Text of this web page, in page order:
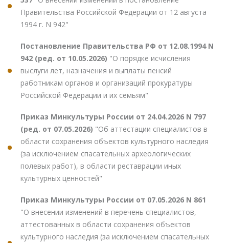
Правительства Российской Федерации от 12 августа
1994 г. N 942"
Постановление Правительства РФ от 12.08.1994 N
942 (ред. от 10.05.2026) "О порядке исчисления
выслуги лет, назначения и выплаты пенсий
работникам органов и организаций прокуратуры
Российской Федерации и их семьям"
Приказ Минкультуры России от 24.04.2026 N 797
(ред. от 07.05.2026) "Об аттестации специалистов в
области сохранения объектов культурного наследия
(за исключением спасательных археологических
полевых работ), в области реставрации иных
культурных ценностей"
Приказ Минкультуры России от 07.05.2026 N 861
"О внесении изменений в перечень специалистов,
аттестованных в области сохранения объектов
культурного наследия (за исключением спасательных